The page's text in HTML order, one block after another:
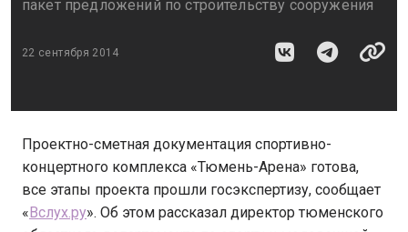
пакет предложений по строительству сооружения
22 сентября 2014
Проектно-сметная документация спортивно-
концертного комплекса «Тюмень-Арена» готова,
все этапы проекта прошли госэкспертизу, сообщает
«Вслух.ру». Об этом рассказал директор тюменского